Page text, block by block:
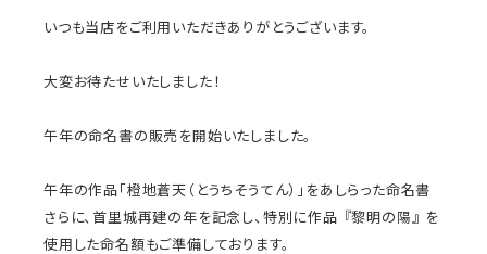
いつも当店をご利用いただきありがとうございます。
大変お待たせいたしました！
午年の命名書の販売を開始いたしました。
午年の作品「橙地蒼天（とうちそうてん）」をあしらった命名書
さらに、首里城再建の年を記念し、特別に作品 『黎明の陽』 を
使用した命名額もご準備しております。